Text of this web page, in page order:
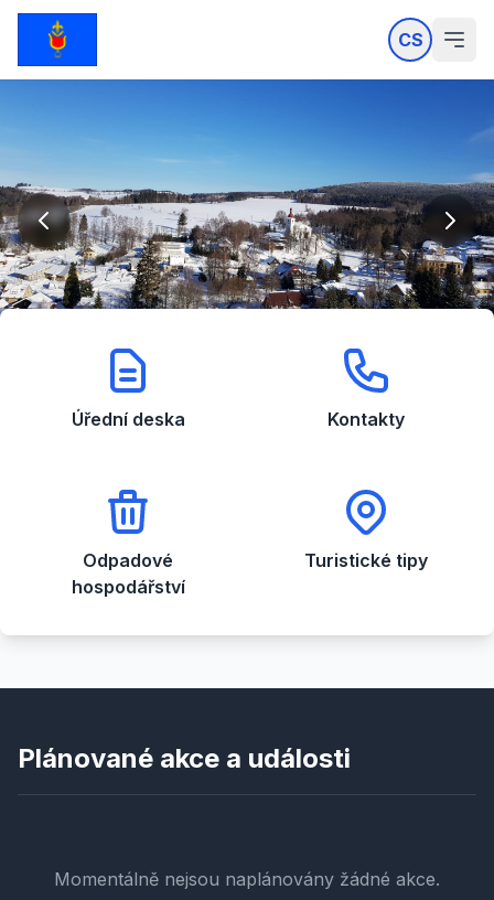
CS
Úřední deska Kontakty
Odpadové
hospodářství
Turistické tipy
Plánované akce a události
Momentálně nejsou naplánovány žádné akce.